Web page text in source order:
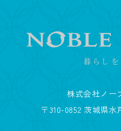
株式会社ノー
〒310-0852 茨城県水